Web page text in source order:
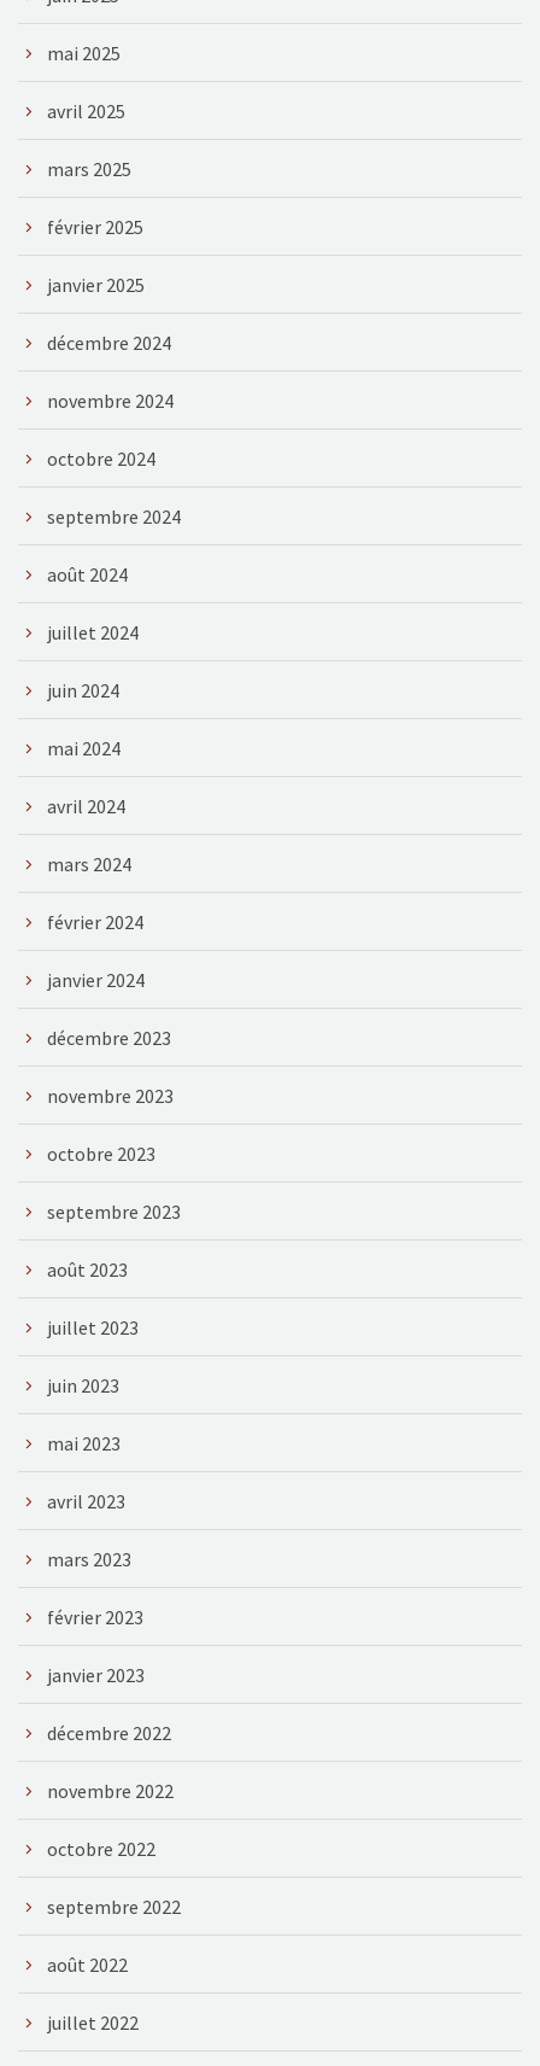
mai 2025
avril 2025
mars 2025
février 2025
janvier 2025
décembre 2024
novembre 2024
octobre 2024
septembre 2024
août 2024
juillet 2024
juin 2024
mai 2024
avril 2024
mars 2024
février 2024
janvier 2024
décembre 2023
novembre 2023
octobre 2023
septembre 2023
août 2023
juillet 2023
juin 2023
mai 2023
avril 2023
mars 2023
février 2023
janvier 2023
décembre 2022
novembre 2022
octobre 2022
septembre 2022
août 2022
juillet 2022